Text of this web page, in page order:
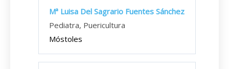
Mª Luisa Del Sagrario Fuentes Sánchez
Pediatra, Puericultura
Móstoles